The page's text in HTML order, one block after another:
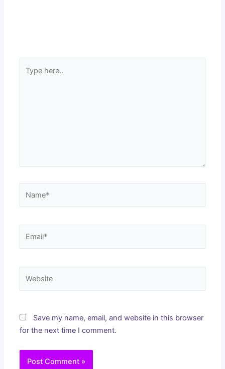
here..
Save my name, email, and website in this browser
for the next time I comment.